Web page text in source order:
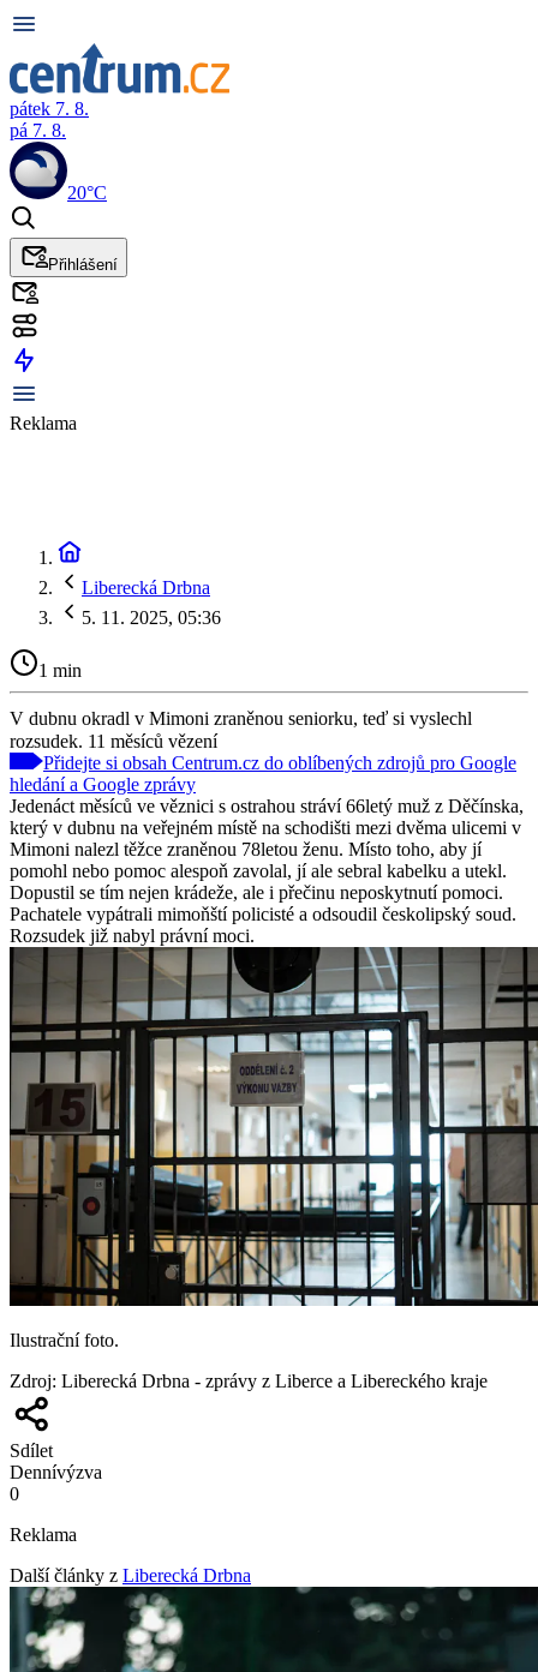
pátek 7. 8.
pá 7. 8.
20°C
Přihlášení
Reklama
Liberecká Drbna
5. 11. 2025, 05:36
1 min
V dubnu okradl v Mimoni zraněnou seniorku, teď si vyslechl
rozsudek. 11 měsíců vězení
Přidejte si obsah Centrum.cz do oblíbených zdrojů pro Google
hledání a Google zprávy
Jedenáct měsíců ve věznici s ostrahou stráví 66letý muž z Děčínska,
který v dubnu na veřejném místě na schodišti mezi dvěma ulicemi v
Mimoni nalezl těžce zraněnou 78letou ženu. Místo toho, aby jí
pomohl nebo pomoc alespoň zavolal, jí ale sebral kabelku a utekl.
Dopustil se tím nejen krádeže, ale i přečinu neposkytnutí pomoci.
Pachatele vypátrali mimoňští policisté a odsoudil českolipský soud.
Rozsudek již nabyl právní moci.
Ilustrační foto.
Zdroj: Liberecká Drbna - zprávy z Liberce a Libereckého kraje
Sdílet
Dennívýzva
0
Reklama
Další články z Liberecká Drbna